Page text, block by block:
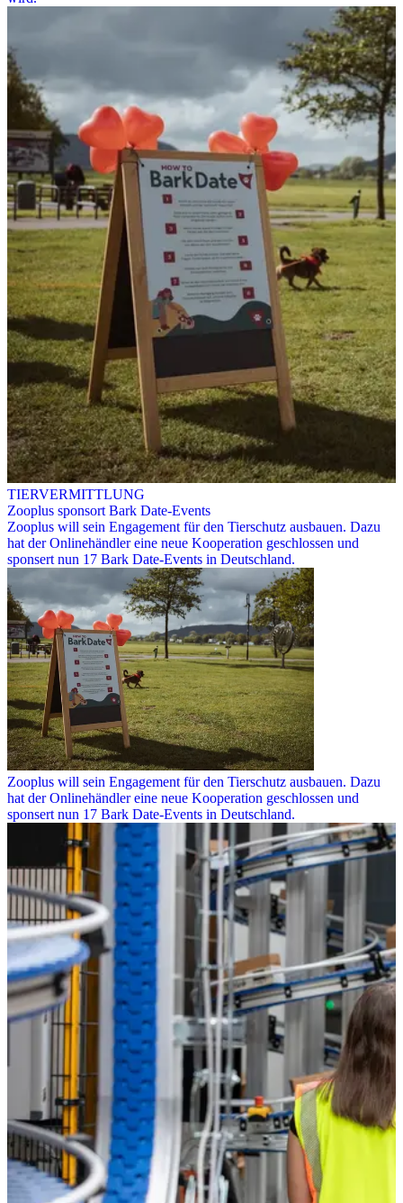
TIERVERMITTLUNG
Zooplus sponsort Bark Date-Events
Zooplus will sein Engagement für den Tierschutz ausbauen. Dazu
hat der Onlinehändler eine neue Kooperation geschlossen und
sponsert nun 17 Bark Date-Events in Deutschland.
Zooplus will sein Engagement für den Tierschutz ausbauen. Dazu
hat der Onlinehändler eine neue Kooperation geschlossen und
sponsert nun 17 Bark Date-Events in Deutschland.